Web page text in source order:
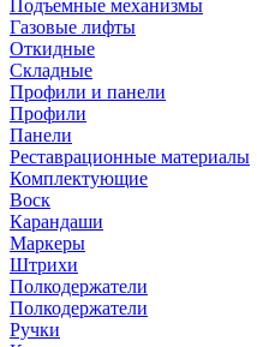
Подъемные механизмы
Газовые лифты
Откидные
Складные
Профили и панели
Профили
Панели
Реставрационные материалы
Комплектующие
Воск
Карандаши
Маркеры
Штрихи
Полкодержатели
Полкодержатели
Ручки